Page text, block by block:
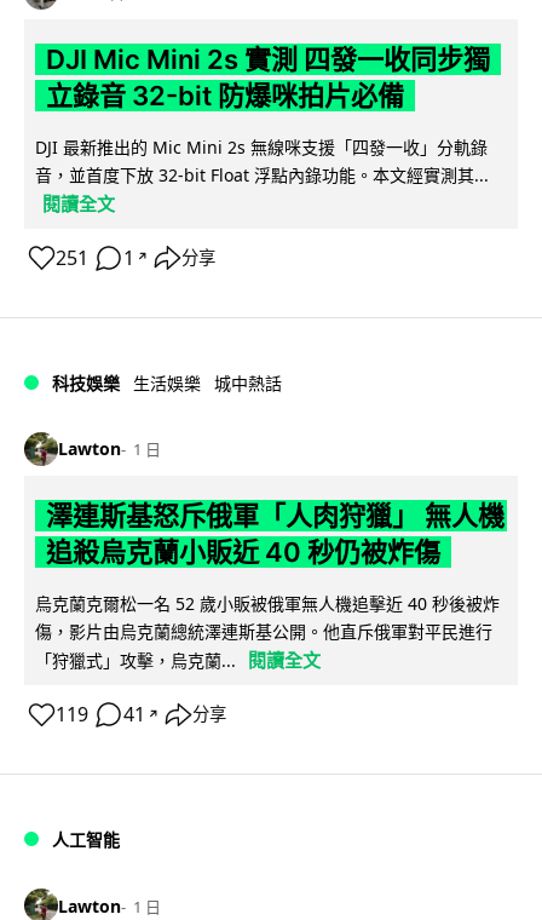
DJI Mic Mini 2s 實測 四發一收同步獨
立錄音 32-bit 防爆咪拍片必備
DJI 最新推出的 Mic Mini 2s 無線咪支援「四發一收」分軌錄
音，並首度下放 32-bit Float 浮點內錄功能。本文經實測其...
閱讀全文
251 1 ↗ 分享
科技娛樂 生活娛樂 城中熱話
Lawton 1 日
澤連斯基怒斥俄軍「人肉狩獵」 無人機
追殺烏克蘭小販近 40 秒仍被炸傷
烏克蘭克爾松一名 52 歲小販被俄軍無人機追擊近 40 秒後被炸
傷，影片由烏克蘭總統澤連斯基公開。他直斥俄軍對平民進行
「狩獵式」攻擊，烏克蘭...
閱讀全文
119 41 ↗ 分享
人工智能
Lawton 1 日